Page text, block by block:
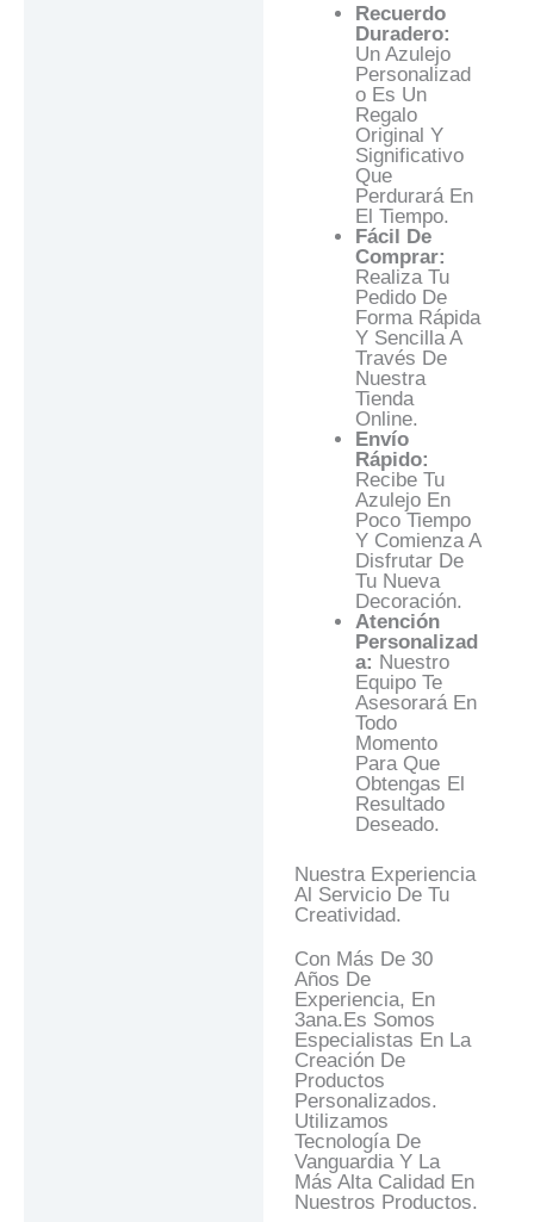
Recuerdo
Duradero:
Un Azulejo
Personalizad
O Es Un
Regalo
Original Y
Significativo
Que
Perdurará En
El Tiempo.
Fácil De
Comprar:
Realiza Tu
Pedido De
Forma Rápida
Y Sencilla A
Través De
Nuestra
Tienda
Online.
Envío
Rápido:
Recibe Tu
Azulejo En
Poco Tiempo
Y Comienza A
Disfrutar De
Tu Nueva
Decoración.
Atención
Personalizad
A: Nuestro
Equipo Te
Asesorará En
Todo
Momento
Para Que
Obtengas El
Resultado
Deseado.
Nuestra Experiencia
Al Servicio De Tu
Creatividad.
Con Más De 30
Años De
Experiencia, En
3ana.es Somos
Especialistas En La
Creación De
Productos
Personalizados.
Utilizamos
Tecnología De
Vanguardia Y La
Más Alta Calidad En
Nuestros Productos.